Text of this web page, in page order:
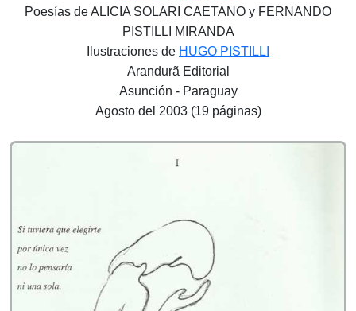
Poesías de ALICIA SOLARI CAETANO y FERNANDO
PISTILLI MIRANDA
Ilustraciones de HUGO PISTILLI
Arandurã Editorial
Asunción - Paraguay
Agosto del 2003 (19 páginas)